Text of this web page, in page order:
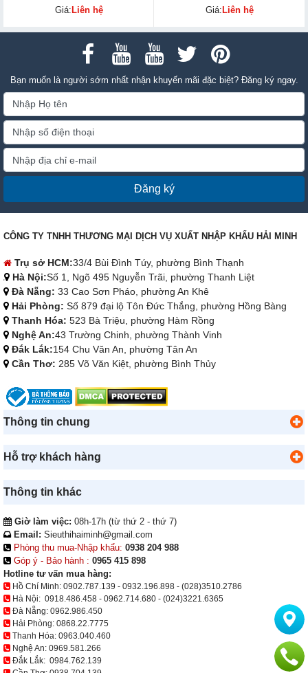
Giá: Liên hệ
Giá: Liên hệ
Bạn muốn là người sớm nhất nhận khuyến mãi đặc biệt? Đăng ký ngay.
Đăng ký
CÔNG TY TNHH THƯƠNG MẠI DỊCH VỤ XUẤT NHẬP KHẨU HẢI MINH
Trụ sở HCM:33/4 Bùi Đình Túy, phường Bình Thạnh
Hà Nội:Số 1, Ngõ 495 Nguyễn Trãi, phường Thanh Liệt
Đà Nẵng: 33 Cao Sơn Pháo, phường An Khê
Hải Phòng: Số 879 đại lộ Tôn Đức Thắng, phường Hồng Bàng
Thanh Hóa: 523 Bà Triệu, phường Hàm Rồng
Nghệ An:43 Trường Chinh, phường Thành Vinh
Đắk Lắk:154 Chu Văn An, phường Tân An
Cần Thơ: 285 Võ Văn Kiệt, phường Bình Thủy
Thông tin chung
Hỗ trợ khách hàng
Thông tin khác
Giờ làm việc: 08h-17h (từ thứ 2 - thứ 7)
Email: Sieuthihaiminh@gmail.com
Phòng thu mua-Nhập khẩu: 0938 204 988
Góp ý - Bảo hành : 0965 415 898
Hotline tư vấn mua hàng:
Hồ Chí Minh: 0902.787.139 - 0932.196.898 - (028)3510.2786
Hà Nội: 0918.486.458 - 0962.714.680 - (024)3221.6365
Đà Nẵng: 0962.986.450
Hải Phòng: 0868.22.7775
Thanh Hóa: 0963.040.460
Nghệ An: 0969.581.266
Đắk Lắk: 0984.762.139